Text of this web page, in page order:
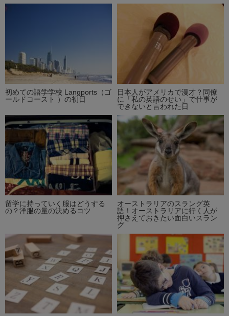
初めての語学学校 Langports（ゴ
ールドコースト ）の初日
日本人がアメリカで漫才？同僚
に「私の英語のせい」で仕事が
できないと言われた日
留学に持っていく服はどうする
の？洋服の量の決めるコツ
オーストラリアのスラング英
語！オーストラリアに行く人が
押さえておきたい面白いスラン
グ